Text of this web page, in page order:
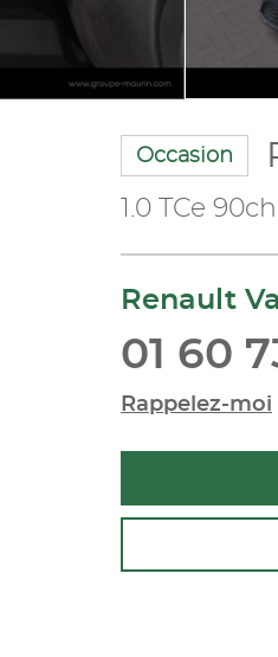
Occasion
1.0 TCe
Renault
01 60
Rappelez-moi